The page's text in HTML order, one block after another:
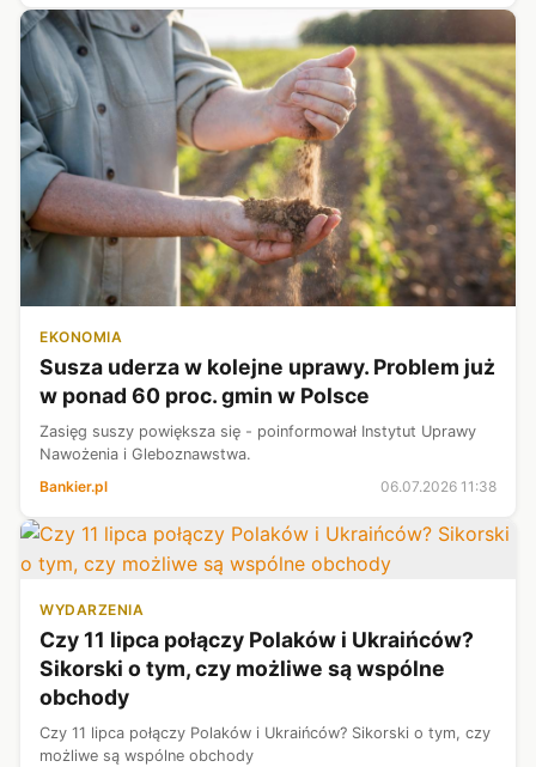
EKONOMIA
Susza uderza w kolejne uprawy. Problem już
w ponad 60 proc. gmin w Polsce
Zasięg suszy powiększa się - poinformował Instytut Uprawy
Nawożenia i Gleboznawstwa.
Bankier.pl
06.07.2026 11:38
WYDARZENIA
Czy 11 lipca połączy Polaków i Ukraińców?
Sikorski o tym, czy możliwe są wspólne
obchody
Czy 11 lipca połączy Polaków i Ukraińców? Sikorski o tym, czy
możliwe są wspólne obchody